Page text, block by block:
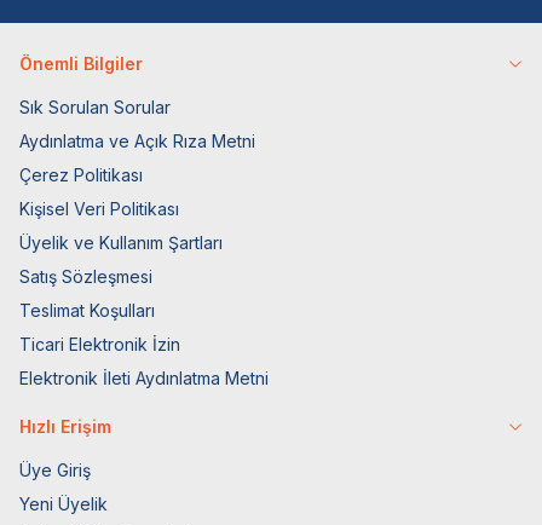
Önemli Bilgiler
Sık Sorulan Sorular
Aydınlatma ve Açık Rıza Metni
Çerez Politikası
Kişisel Veri Politikası
Üyelik ve Kullanım Şartları
Satış Sözleşmesi
Teslimat Koşulları
Ticari Elektronik İzin
Elektronik İleti Aydınlatma Metni
Hızlı Erişim
Üye Giriş
Yeni Üyelik